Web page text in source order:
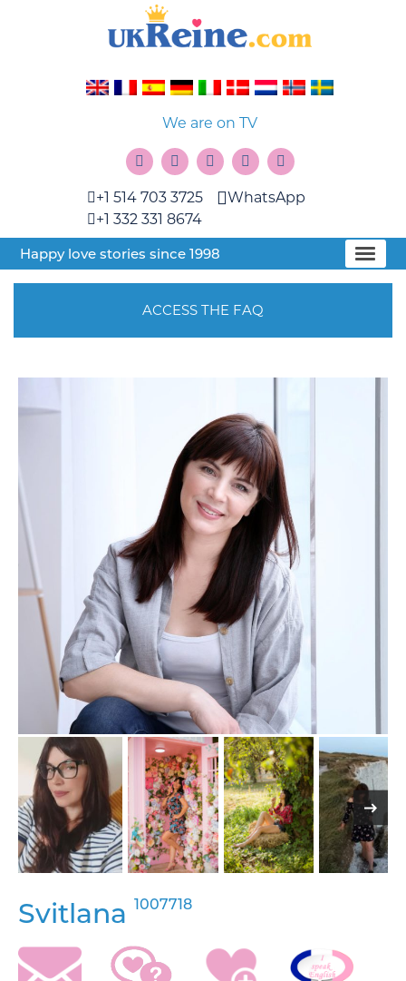
We are on TV
+1 514 703 3725
+1 332 331 8674
WhatsApp
Happy love stories since 1998
ACCESS THE FAQ
Svitlana 1007718